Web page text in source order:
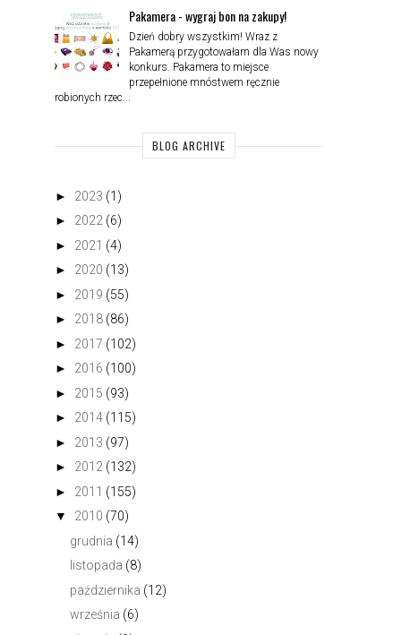
Pakamera - wygraj bon na zakupy!
Dzień dobry wszystkim! Wraz z
Pakamerą przygotowałam dla Was nowy
konkurs. Pakamera to miejsce
przepełnione mnóstwem ręcznie
robionych rzec...
BLOG ARCHIVE
► 2023 (1)
► 2022 (6)
► 2021 (4)
► 2020 (13)
► 2019 (55)
► 2018 (86)
► 2017 (102)
► 2016 (100)
► 2015 (93)
► 2014 (115)
► 2013 (97)
► 2012 (132)
► 2011 (155)
▼
2010 (70)
grudnia (14)
listopada (8)
października (12)
września (6)